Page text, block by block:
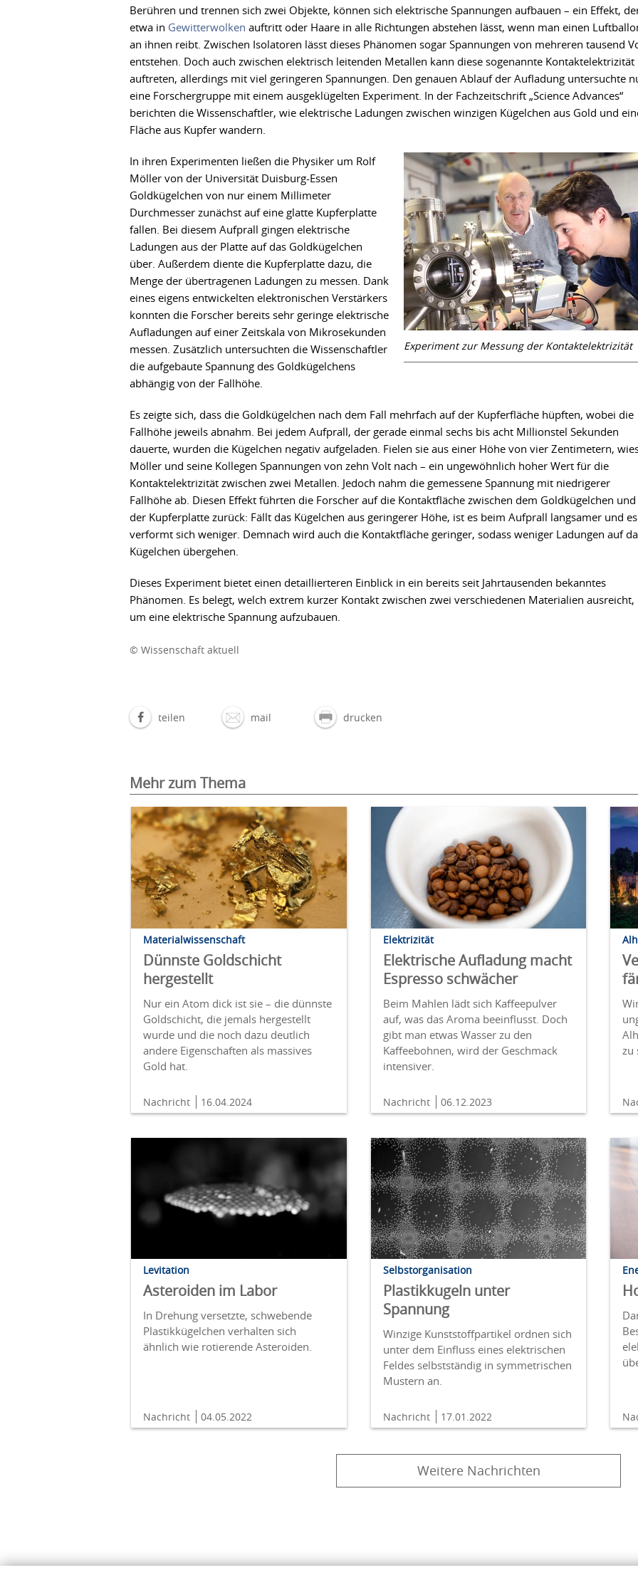
Berühren und trennen sich zwei Objekte, können sich elektrische Spannungen aufbauen – ein Effekt,
etwa in Gewitterwolken auftritt oder Haare in alle Richtungen abstehen lässt, wenn man einen
an ihnen reibt. Zwischen Isolatoren lässt dieses Phänomen sogar Spannungen von mehreren tausend
entstehen. Doch auch zwischen elektrisch leitenden Metallen kann diese sogenannte Kontaktelektrizität
auftreten, allerdings mit viel geringeren Spannungen. Den genauen Ablauf der Aufladung untersuchte
eine Forschergruppe mit einem ausgeklügelten Experiment. In der Fachzeitschrift „Science Advances“
berichten die Wissenschaftler, wie elektrische Ladungen zwischen winzigen Kügelchen aus Gold und
Fläche aus Kupfer wandern.
Experiment zur Messung der Kontaktelektrizität
In ihren Experimenten ließen die Physiker um Rolf
Möller von der Universität Duisburg-Essen
Goldkügelchen von nur einem Millimeter
Durchmesser zunächst auf eine glatte Kupferplatte
fallen. Bei diesem Aufprall gingen elektrische
Ladungen aus der Platte auf das Goldkügelchen
über. Außerdem diente die Kupferplatte dazu, die
Menge der übertragenen Ladungen zu messen. Dank
eines eigens entwickelten elektronischen Verstärkers
konnten die Forscher bereits sehr geringe elektrische
Aufladungen auf einer Zeitskala von Mikrosekunden
messen. Zusätzlich untersuchten die Wissenschaftler
die aufgebaute Spannung des Goldkügelchens
abhängig von der Fallhöhe.
Es zeigte sich, dass die Goldkügelchen nach dem Fall mehrfach auf der Kupferfläche hüpften, wobei die
Fallhöhe jeweils abnahm. Bei jedem Aufprall, der gerade einmal sechs bis acht Millionstel Sekunden
dauerte, wurden die Kügelchen negativ aufgeladen. Fielen sie aus einer Höhe von vier Zentimetern,
Möller und seine Kollegen Spannungen von zehn Volt nach – ein ungewöhnlich hoher Wert für die
Kontaktelektrizität zwischen zwei Metallen. Jedoch nahm die gemessene Spannung mit niedrigerer
Fallhöhe ab. Diesen Effekt führten die Forscher auf die Kontaktfläche zwischen dem Goldkügelchen und
der Kupferplatte zurück: Fällt das Kügelchen aus geringerer Höhe, ist es beim Aufprall langsamer und es
verformt sich weniger. Demnach wird auch die Kontaktfläche geringer, sodass weniger Ladungen auf
Kügelchen übergehen.
Dieses Experiment bietet einen detaillierteren Einblick in ein bereits seit Jahrtausenden bekanntes
Phänomen. Es belegt, welch extrem kurzer Kontakt zwischen zwei verschiedenen Materialien ausreicht,
um eine elektrische Spannung aufzubauen.
© Wissenschaft aktuell
teilen mail drucken
Mehr zum Thema
Materialwissenschaft
Dünnste Goldschicht
hergestellt
Nur ein Atom dick ist sie – die dünnste
Goldschicht, die jemals hergestellt
wurde und die noch dazu deutlich
andere Eigenschaften als massives
Gold hat.
Nachricht 16.04.2024
Elektrizität
Elektrische Aufladung macht
Espresso schwächer
Beim Mahlen lädt sich Kaffeepulver
auf, was das Aroma beeinflusst. Doch
gibt man etwas Wasser zu den
Kaffeebohnen, wird der Geschmack
intensiver.
Nachricht 06.12.2023
zu
Levitation
Asteroiden im Labor
In Drehung versetzte, schwebende
Plastikkügelchen verhalten sich
ähnlich wie rotierende Asteroiden.
Nachricht 04.05.2022
Selbstorganisation
Plastikkugeln unter
Spannung
Winzige Kunststoffpartikel ordnen sich
unter dem Einfluss eines elektrischen
Feldes selbstständig in symmetrischen
Mustern an.
Nachricht 17.01.2022
Weitere Nachrichten